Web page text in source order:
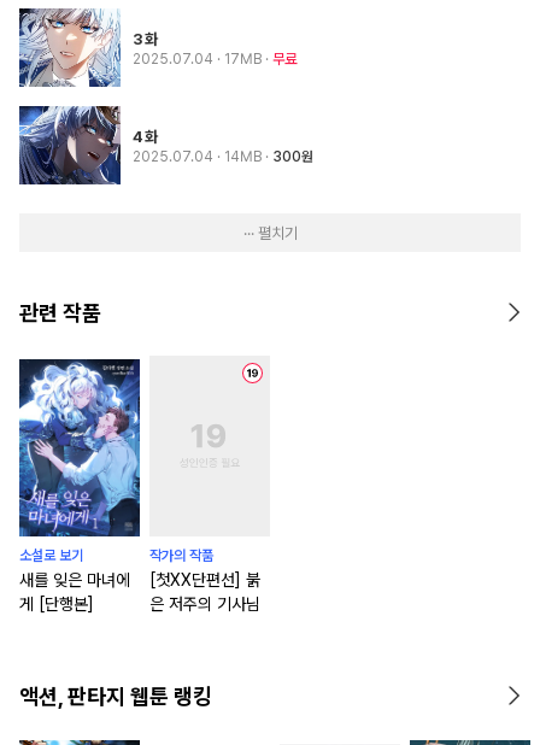
3화
2025.07.04 · 17MB 무료
4화
2025.07.04 · 14MB 300원
··· 펼치기
관련 작품
소설로 보기
새를 잊은 마녀에
게 [단행본]
작가의 작품
[첫XX단편선] 붉
은 저주의 기사님
액션, 판타지 웹툰 랭킹